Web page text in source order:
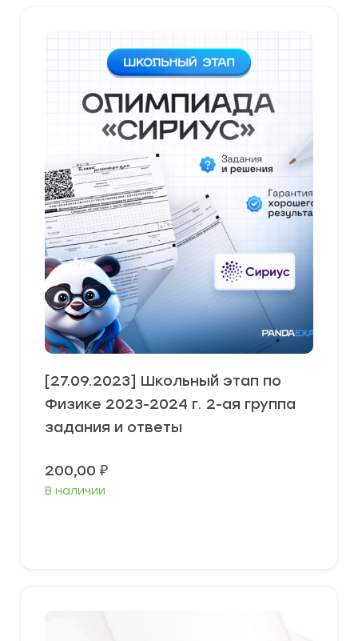
[27.09.2023] Школьный этап по
Физике 2023-2024 г. 2-ая группа
задания и ответы
200,00 ₽
В наличии